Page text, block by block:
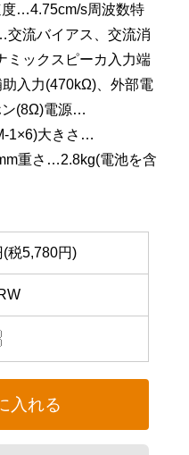
…4.75cm/s周波数特
流バイアス、交流消
ックスピーカ入力端
入力(470kΩ)、外部電
ン(8Ω)電源…
1×6)大きさ…
重さ…2.8kg(電池を含
税5,780円)
入れる